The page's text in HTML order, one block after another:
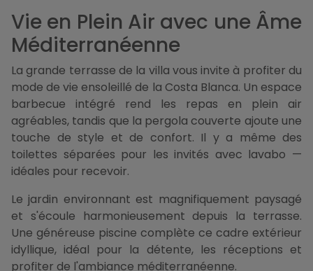
Vie en Plein Air avec une Âme
Méditerranéenne
La grande terrasse de la villa vous invite à profiter du
mode de vie ensoleillé de la Costa Blanca. Un espace
barbecue intégré rend les repas en plein air
agréables, tandis que la pergola couverte ajoute une
touche de style et de confort. Il y a même des
toilettes séparées pour les invités avec lavabo —
idéales pour recevoir.
Le jardin environnant est magnifiquement paysagé
et s'écoule harmonieusement depuis la terrasse.
Une généreuse piscine complète ce cadre extérieur
idyllique, idéal pour la détente, les réceptions et
profiter de l'ambiance méditerranéenne.